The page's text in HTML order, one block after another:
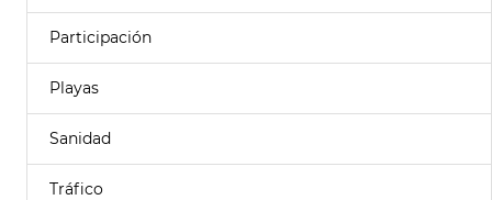
Participación
Playas
Sanidad
Tráfico